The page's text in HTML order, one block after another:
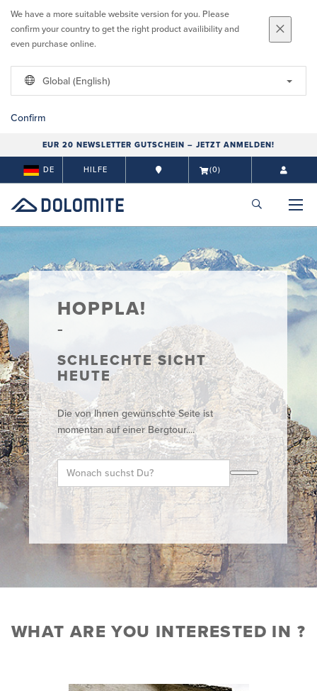
We have a more suitable website version for you. Please
confirm your country to get the right product availibility and
even purchase online.
Global (English)
Confirm
EUR 20 NEWSLETTER GUTSCHEIN – JETZT ANMELDEN!
DE HILFE (0)
HOPPLA!
SCHLECHTE SICHT
HEUTE
Die von Ihnen gewünschte Seite ist
momentan auf einer Bergtour....
WHAT ARE YOU INTERESTED IN ?